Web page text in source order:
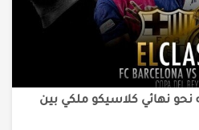
نحو نهائي كلاسيكو ملكي بين